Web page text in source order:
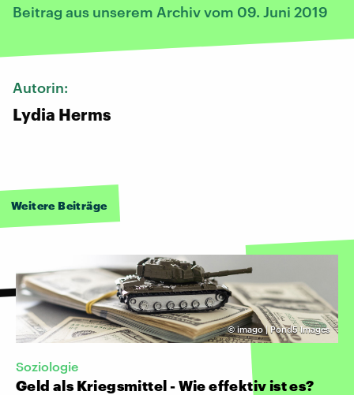
Beitrag aus unserem Archiv vom 09. Juni 2019
Autorin:
Lydia Herms
Weitere Beiträge
©imago | Pond5 Images
Soziologie
Geld als Kriegsmittel - Wie effektiv ist es?